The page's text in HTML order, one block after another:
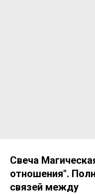
Свеча
отношения".
связей между